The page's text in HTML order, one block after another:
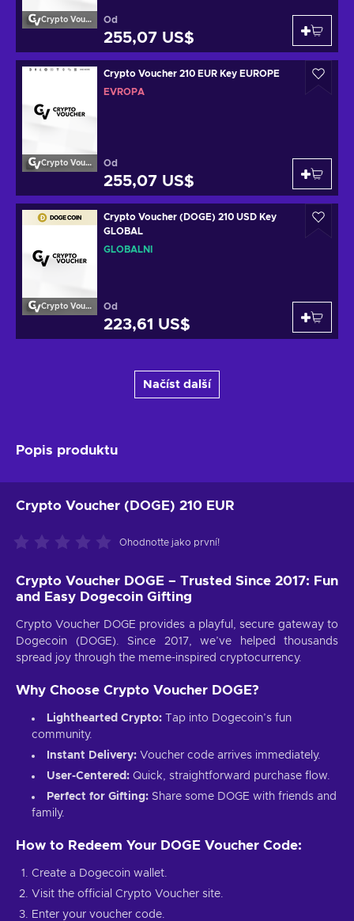
Crypto Voucher Od
255,07 US$
Crypto Voucher
Crypto Voucher 210 EUR Key EUROPE
EVROPA
Od
255,07 US$
Crypto Voucher
Crypto Voucher (DOGE) 210 USD Key
GLOBAL
GLOBÁLNÍ
Od
223,61 US$
Načíst další
Popis produktu
Crypto Voucher (DOGE) 210 EUR
Ohodnoťte jako první!
Crypto Voucher DOGE – Trusted Since 2017: Fun
and Easy Dogecoin Gifting
Crypto Voucher DOGE provides a playful, secure gateway to
Dogecoin (DOGE). Since 2017, we’ve helped thousands
spread joy through the meme-inspired cryptocurrency.
Why Choose Crypto Voucher DOGE?
Lighthearted Crypto: Tap into Dogecoin’s fun
community.
Instant Delivery: Voucher code arrives immediately.
User-Centered: Quick, straightforward purchase flow.
Perfect for Gifting: Share some DOGE with friends and
family.
How to Redeem Your DOGE Voucher Code:
Create a Dogecoin wallet.
Visit the official Crypto Voucher site.
Enter your voucher code.